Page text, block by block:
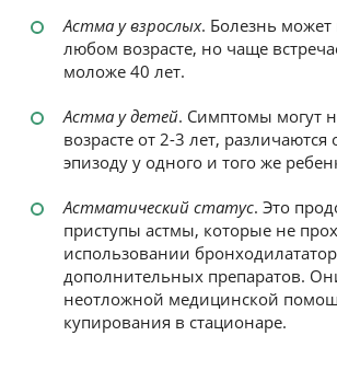
Астма у взрослых. Болезнь может
любом возрасте, но чаще
моложе 40 лет.
Астма у детей. Симптомы могут
возрасте от 2-3 лет, различаются
эпизоду у одного и того же
Астматический статус. Это
приступы астмы, которые не
использовании
дополнительных препаратов.
неотложной медицинской
купирования в стационаре.